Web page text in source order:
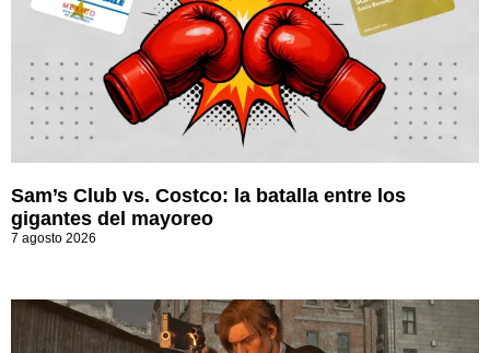
Sam’s Club vs. Costco: la batalla entre los
gigantes del mayoreo
7 agosto 2026